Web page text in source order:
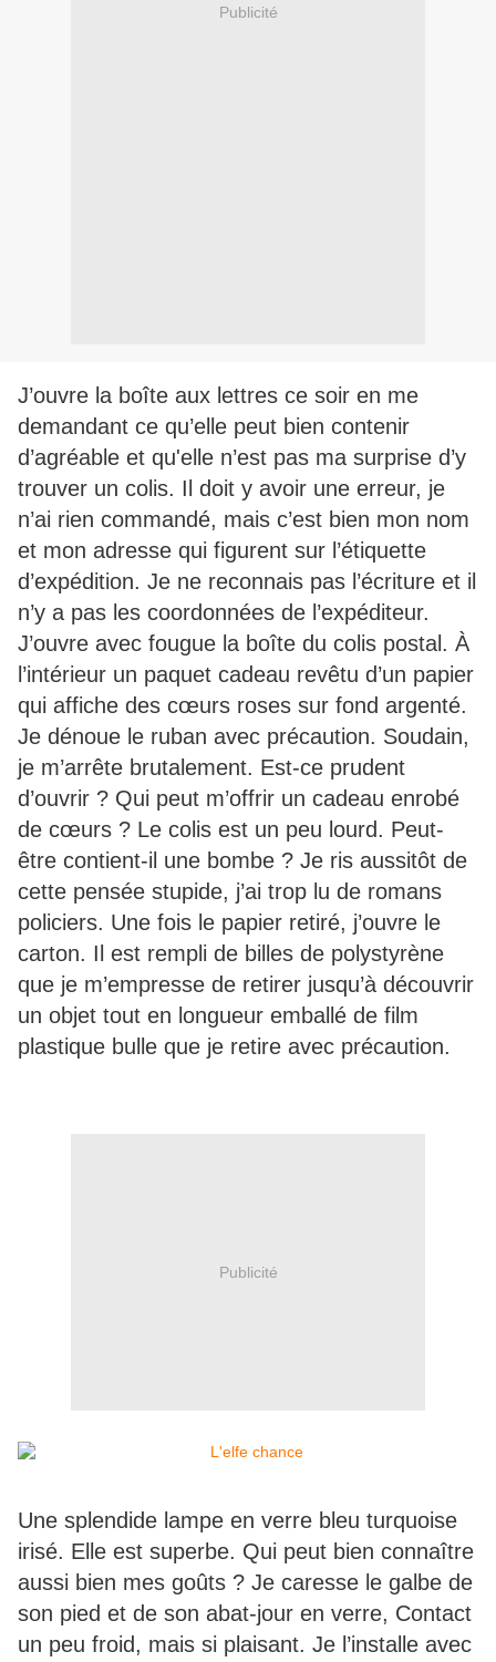
Publicité
J’ouvre la boîte aux lettres ce soir en me
demandant ce qu’elle peut bien contenir
d’agréable et qu'elle n’est pas ma surprise d’y
trouver un colis. Il doit y avoir une erreur, je
n’ai rien commandé, mais c’est bien mon nom
et mon adresse qui figurent sur l’étiquette
d’expédition. Je ne reconnais pas l’écriture et il
n’y a pas les coordonnées de l’expéditeur.
J’ouvre avec fougue la boîte du colis postal. À
l’intérieur un paquet cadeau revêtu d’un papier
qui affiche des cœurs roses sur fond argenté.
Je dénoue le ruban avec précaution. Soudain,
je m’arrête brutalement. Est-ce prudent
d’ouvrir ? Qui peut m’offrir un cadeau enrobé
de cœurs ? Le colis est un peu lourd. Peut-
être contient-il une bombe ? Je ris aussitôt de
cette pensée stupide, j’ai trop lu de romans
policiers. Une fois le papier retiré, j’ouvre le
carton. Il est rempli de billes de polystyrène
que je m’empresse de retirer jusqu’à découvrir
un objet tout en longueur emballé de film
plastique bulle que je retire avec précaution.
Publicité
Une splendide lampe en verre bleu turquoise
irisé. Elle est superbe. Qui peut bien connaître
aussi bien mes goûts ? Je caresse le galbe de
son pied et de son abat-jour en verre, Contact
un peu froid, mais si plaisant. Je l’installe avec